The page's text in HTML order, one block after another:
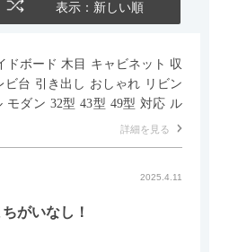
表示：新しい順
ドボード 木目 キャビネット 収
ビ台 引き出し おしゃれ リビン
モダン 32型 43型 49型 対応 ル
詳細を見る
2025.4.11
がいなし！